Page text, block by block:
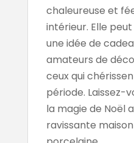
chaleureuse et
intérieur. Elle
une idée de
amateurs de
ceux qui
période. Laissez-
la magie de Noël
ravissante